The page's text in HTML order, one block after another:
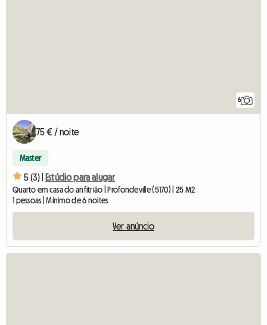
6
75 € / noite
Master
5 (3) | Estúdio para alugar
Quarto em casa do anfitrião | Profondeville (5170) | 25 M2
1 pessoas | Mínimo de 6 noites
Ver anúncio